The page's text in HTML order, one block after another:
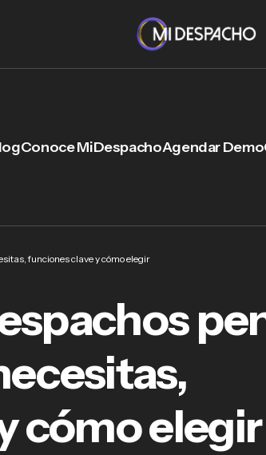
Conoce MiDespachoAgendar Demo
para despachos penales
funciones clave y cómo
funciones clave y cómo elegir
cómo elegir